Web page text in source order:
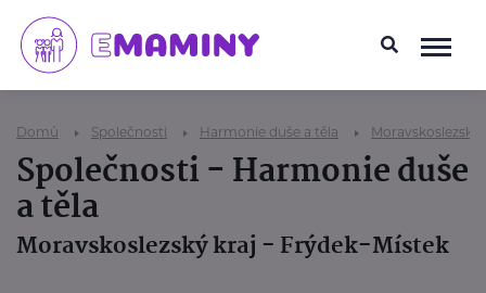
Domů Společnosti Harmonie duše a těla Moravskoslezský
Společnosti - Harmonie duše
a těla
Moravskoslezský kraj - Frýdek-Místek